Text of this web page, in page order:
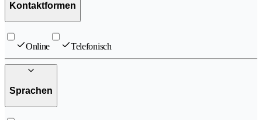
Kontaktformen
Online Telefonisch
Sprachen